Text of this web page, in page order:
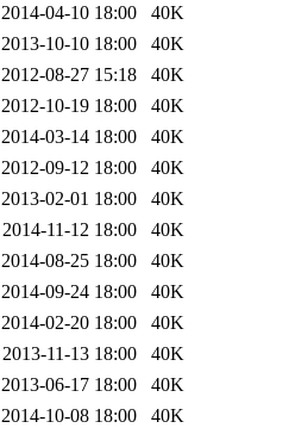
2014-04-10 18:00
40K
2013-10-10 18:00
40K
2012-08-27 15:18
40K
2012-10-19 18:00
40K
2014-03-14 18:00
40K
2012-09-12 18:00
40K
2013-02-01 18:00
40K
2014-11-12 18:00
40K
2014-08-25 18:00
40K
2014-09-24 18:00
40K
2014-02-20 18:00
40K
2013-11-13 18:00
40K
2013-06-17 18:00
40K
2014-10-08 18:00
40K